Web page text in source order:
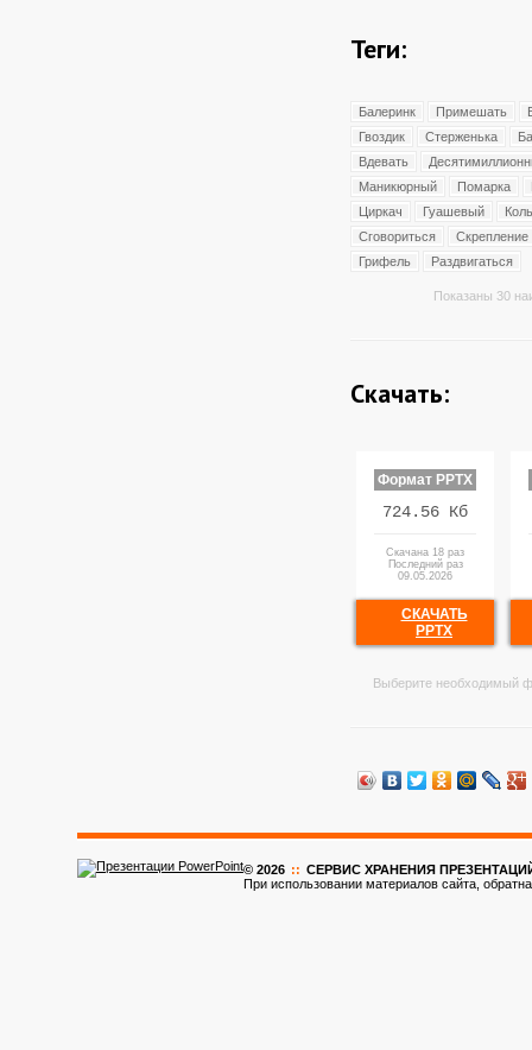
Теги:
Балеринк Примешать
Гвоздик
Стерженька
Вдевать
Маникюрный
Помарка
Циркач
Гуашевый
Сговориться
Скрепление
Грифель
Раздвигаться
Показаны 30
Скачать:
Формат PPTX
724.56 Кб
Скачана 18 раз
Последний раз
09.05.2026
СКАЧАТЬ
PPTX
Выберите необходимый
© 2026 :: CЕРВИС ХРАНЕНИЯ ПРЕЗЕНТАЦИЙ
При использовании материалов сайта,